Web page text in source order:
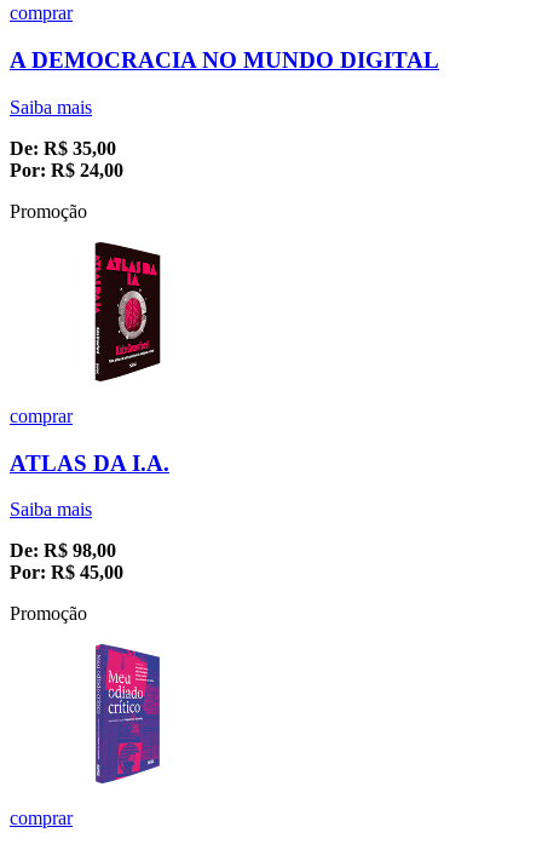
comprar
A DEMOCRACIA NO MUNDO DIGITAL
Saiba mais
De: R$ 35,00
Por: R$ 24,00
Promoção
comprar
ATLAS DA I.A.
Saiba mais
De: R$ 98,00
Por: R$ 45,00
Promoção
comprar